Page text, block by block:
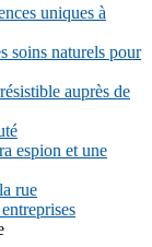
uniques à
soins naturels pour
auprès de
espion et une
rue